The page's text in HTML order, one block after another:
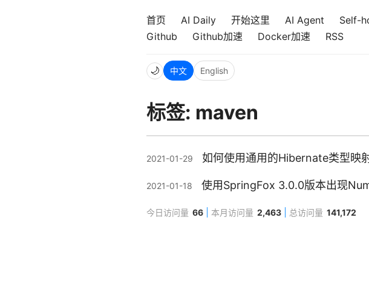
首页 AI Daily 开始这里 AI Agent Self-
Github
Github加速 Docker加速 RSS
🌙 中文 English
标签: maven
2021-01-29 如何使用通用的Hibernate类型映
2021-01-18 使用SpringFox 3.0.0版本出现
今日访问量 66 本月访问量 2,463 总访问量 141,172